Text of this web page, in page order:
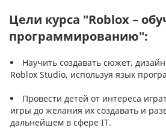
Цели курса "Roblox –
программированию":
Научить создавать сюжет,
Roblox Studio, используя язык
Провести детей от интереса
игры до желания их создавать и
дальнейшем в сфере IT.